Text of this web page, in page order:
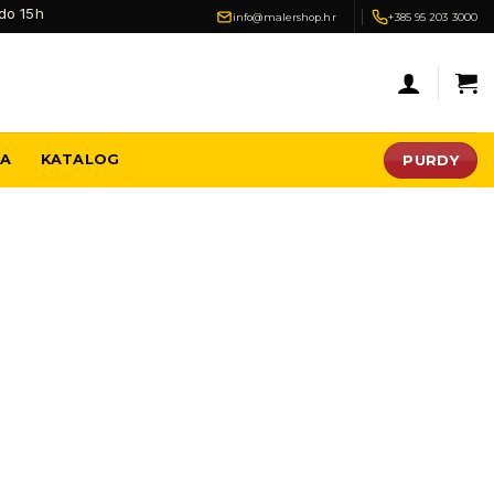
15h info@malershop.hr +385 95 203 3000
KATALOG PURDY